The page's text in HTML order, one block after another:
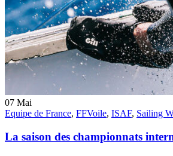
07 Mai
Equipe de France, FFVoile, ISAF, Sailing
La saison des championnats